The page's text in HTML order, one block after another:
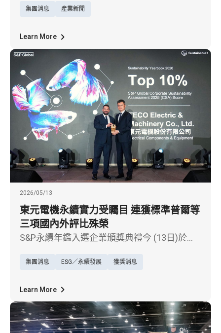
稱 Dynaciate）正式舉行簽約儀式，宣布雙方
集團消息 產業新聞
Learn More
2026/05/13
東元電機永續實力受矚目 連獲標準普爾等
三項國內外評比殊榮
S&P永續年鑑入選企業頒獎典禮今 (13日)於台
經營的具體成果，第六度入選國際指數與評比
鑑》（The Sustainability Yearbook），並由東
元電機ESG推動辦公室處長施昂廷代表受獎。
集團消息 ESG／永續發展 獲獎消息
Learn More